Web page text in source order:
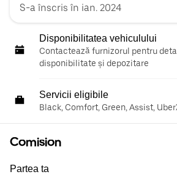
S-a înscris în ian. 2024
Disponibilitatea vehiculului
Contactează furnizorul pentru
disponibilitate și depozitare
Servicii eligibile
Black, Comfort, Green, Assist,
Comision
Partea ta